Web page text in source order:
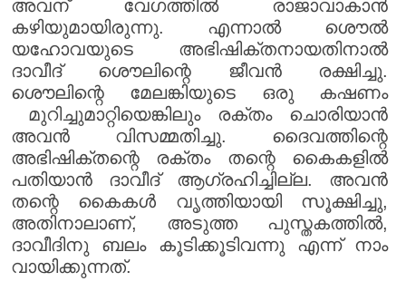
അവന് വേഗത്തിൽ രാജാവാകാൻ
കഴിയുമായിരുന്നു. എന്നാൽ ശൌൽ
യഹോവയുടെ അഭിഷിക്തനായതിനാൽ
ദാവീദ് ശൌലിന്റെ ജീവൻ രക്ഷിച്ചു.
ശൌലിന്റെ മേലങ്കിയുടെ ഒരു കഷണം
മുറിച്ചുമാറ്റിയെങ്കിലും രക്തം ചൊരിയാൻ
അവൻ വിസമ്മതിച്ചു. ദൈവത്തിന്റെ
അഭിഷിക്തന്റെ രക്തം തന്റെ കൈകളിൽ
പതിയാൻ ദാവീദ് ആഗ്രഹിച്ചില്ല. അവൻ
തന്റെ കൈകൾ വൃത്തിയായി സൂക്ഷിച്ചു,
അതിനാലാണ്, അടുത്ത പുസ്തകത്തിൽ,
ദാവീദിനു ബലം കൂടിക്കൂടിവന്നു എന്ന് നാം
വായിക്കുന്നത്.